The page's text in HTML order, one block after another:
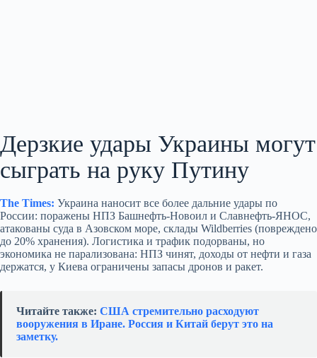
Дерзкие удары Украины могут
сыграть на руку Путину
The Times: Украина наносит все более дальние удары по
России: поражены НПЗ Башнефть‑Новоил и Славнефть‑ЯНОС,
атакованы суда в Азовском море, склады Wildberries (повреждено
до 20% хранения). Логистика и трафик подорваны, но
экономика не парализована: НПЗ чинят, доходы от нефти и газа
держатся, у Киева ограничены запасы дронов и ракет.
Читайте также: США стремительно расходуют
вооружения в Иране. Россия и Китай берут это на
заметку.